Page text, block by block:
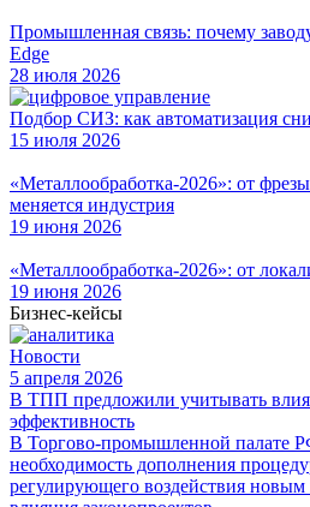
Промышленная связь: почему
Edge
28 июля 2026
Подбор СИЗ: как автоматизация
15 июля 2026
«Металлообработка-2026»: от
меняется индустрия
19 июня 2026
«Металлообработка-2026»: от
19 июня 2026
Бизнес-кейсы
Новости
5 апреля 2026
В ТПП предложили учитывать
эффективность
В Торгово-промышленной палате
необходимость дополнения
регулирующего воздействия